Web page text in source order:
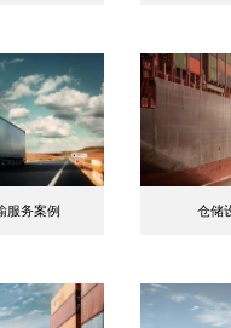
服务案例 仓储